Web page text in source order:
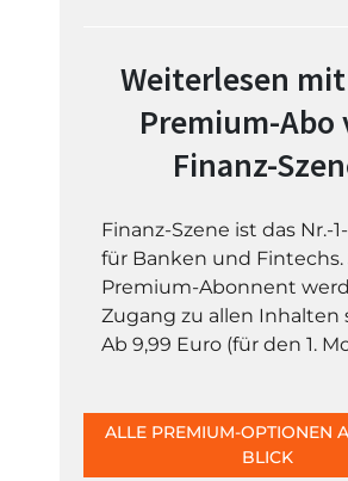
Weiterlesen
Premium-Abo
Finanz-
Finanz-Szene ist das Nr.-
für Banken und Fintechs.
Premium-Abonnent
Zugang zu allen Inhalten
Ab 9,99 Euro (für den 1.
ALLE PREMIUM-OPTIONEN
BLICK